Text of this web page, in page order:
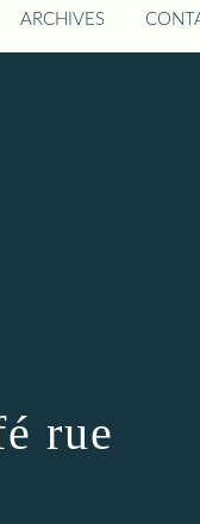
ARCHIVES
rue